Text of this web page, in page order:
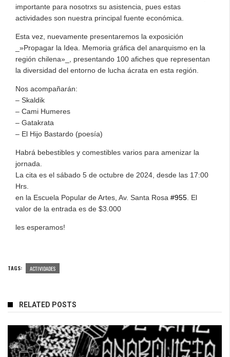
importante para nosotrxs su asistencia, pues estas
actividades son nuestra principal fuente económica.
Esta vez, nuevamente presentaremos la exposición
_»Propagar la Idea. Memoria gráfica del anarquismo en la
región chilena»_, presentando 100 afiches que representan
la diversidad del entorno de lucha ácrata en esta región.
Nos acompañarán:
– Skaldik
– Cami Humeres
– Gatakrata
– El Hijo Bastardo (poesía)
Habrá bebestibles y comestibles varios para amenizar la
jornada.
La cita es el sábado 5 de octubre de 2024, desde las 17:00
Hrs.
en la Escuela Popular de Artes, Av. Santa Rosa #955 . El
valor de la entrada es de $3.000
les esperamos!
TAGS: ACTIVIDADES
RELATED POSTS